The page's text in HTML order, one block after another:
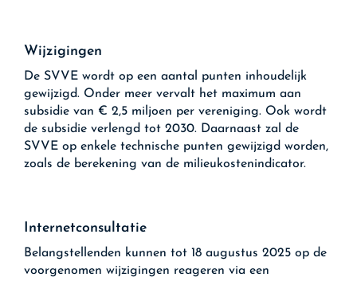
Wijzigingen
De SVVE wordt op een aantal punten inhoudelijk
gewijzigd. Onder meer vervalt het maximum aan
subsidie van € 2,5 miljoen per vereniging. Ook wordt
de subsidie verlengd tot 2030. Daarnaast zal de
SVVE op enkele technische punten gewijzigd worden,
zoals de berekening van de milieukostenindicator.
Internetconsultatie
Belangstellenden kunnen tot 18 augustus 2025 op de
voorgenomen wijzigingen reageren via een